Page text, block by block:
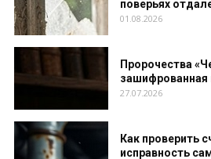
поверьях
01.08.2026
Пророчества
зашифрованная
27.07.2026
Как проверить
исправность